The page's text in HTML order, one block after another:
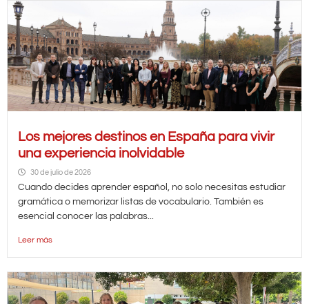
Los mejores destinos en España para vivir
una experiencia inolvidable
30 de julio de 2026
Cuando decides aprender español, no solo necesitas estudiar
gramática o memorizar listas de vocabulario. También es
esencial conocer las palabras...
Leer más